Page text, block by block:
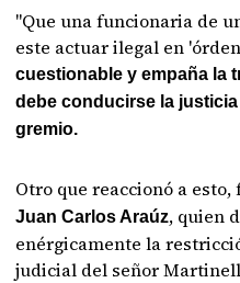
"Que una funcionaria de
este actuar ilegal en
cuestionable y empaña la
debe conducirse la
gremio.
Otro que reaccionó a esto,
Juan Carlos Araúz, quien
enérgicamente la
judicial del señor